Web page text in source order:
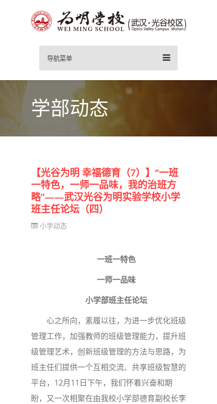
导航菜单
学部动态
【光谷为明 幸福德育（7）】“一班
一特色，一师一品味，我的治班方
略”——武汉光谷为明实验学校小学
班主任论坛（四）
小学动态
一班一特色
一师一品味
小学部班主任论坛
心之所向，素履以往，为进一步优化班级
管理工作，加强教师的班级管理能力，提升班
级管理艺术，创新班级管理的方法与思路，为
班主任们提供一个互相交流、共享班级智慧的
平台，12月11日下午，我们怀着兴奋和期
盼，又一次相聚在由我校小学部德育副校长李